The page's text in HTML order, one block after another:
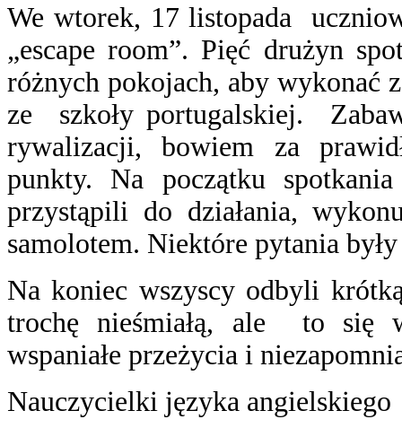
We wtorek, 17 listopada
„escape room”. Pięć drużyn
różnych pokojach, aby wykonać
ze szkoły portugalskiej.
rywalizacji, bowiem za
punkty. Na początku
przystąpili do działania,
samolotem. Niektóre pytania
Na koniec wszyscy odbyli
trochę nieśmiałą, ale to się
wspaniałe przeżycia i
Nauczycielki języka angielskiego